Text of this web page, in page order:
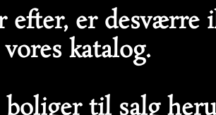
efter, er desværre
katalog.